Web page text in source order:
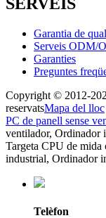
Garantia de
Serveis ODM/
Garanties
Preguntes
Copyright © 2012-
reservatsMapa del lloc
PC de panell sense
ventilador, Ordinador
Targeta CPU de mida
industrial, Ordinador
Telèfon